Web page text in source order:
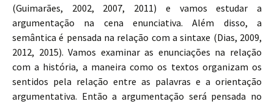
(Guimarães, 2002, 2007, 2011) e vamos estudar a
argumentação na cena enunciativa. Além disso, a
semântica é pensada na relação com a sintaxe (Dias, 2009,
2012, 2015). Vamos examinar as enunciações na relação
com a história, a maneira como os textos organizam os
sentidos pela relação entre as palavras e a orientação
argumentativa. Então a argumentação será pensada no